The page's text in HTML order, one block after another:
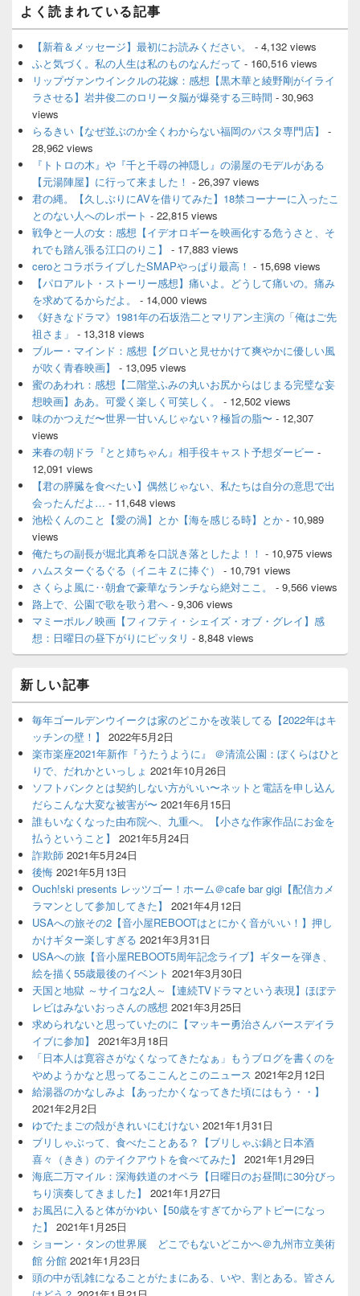
ン
サ
イ
バ
ィ
ェ
エ
ア
よく読まれている記事
【新着＆メッセージ】最初にお読みください。
- 4,132 views
ふと気づく。私の人生は私のものなんだって - 160,516 views
リップヴァンウインクルの花嫁：感想【黒木華と綾野剛がイライ
ラさせる】岩井俊二のロリータ脳が爆発する三時間 - 30,963
views
らるきい【なぜ並ぶのか全くわからない福岡のパスタ専門店】
-
28,962 views
『トトロの木』や『千と千尋の神隠し』の湯屋のモデルがある
【元湯陣屋】に行って来ました！ - 26,397 views
君の縄。【久しぶりにAVを借りてみた】18禁コーナーに入ったこ
とのない人へのレポート - 22,815 views
戦争と一人の女：感想【イデオロギーを映画化する危うさと、そ
れでも踏ん張る江口のりこ】
- 17,883 views
ceroとコラボライブしたSMAPやっぱり最高！ - 15,698 views
【パロアルト・ストーリー感想】痛いよ。どうして痛いの。痛み
を求めてるからだよ。
- 14,000 views
《好きなドラマ》1981年の石坂浩二とマリアン主演の「俺はご先
祖さま」 - 13,318 views
ブルー・マインド：感想【グロいと見せかけて爽やかに優しい風
が吹く青春映画】
- 13,095 views
蜜のあわれ：感想【二階堂ふみの丸いお尻からはじまる完璧な妄
想映画】ああ。可愛く楽しく可笑しく。
- 12,502 views
味のかつえだ〜世界一甘いんじゃない？極旨の脂〜 - 12,307
views
来春の朝ドラ『とと姉ちゃん』相手役キャスト予想ダービー -
12,091 views
【君の膵臓を食べたい】偶然じゃない、私たちは自分の意思で出
会ったんだよ… - 11,648 views
池松くんのこと【愛の渦】とか【海を感じる時】とか - 10,989
views
俺たちの副長が堀北真希を口説き落としたよ！！ - 10,975 views
ハムスターぐるぐる（イニキＺに捧ぐ）
- 10,791 views
さくらよ風に‥朝倉で豪華なランチなら絶対ここ。
- 9,566 views
路上で、公園で歌を歌う君へ - 9,306 views
マミーポルノ映画【フィフティ・シェイズ・オブ・グレイ】感
想：日曜日の昼下がりにピッタリ - 8,848 views
新しい記事
毎年ゴールデンウイークは家のどこかを改装してる【2022年はキ
ッチンの壁！】
2022年5月2日
楽市楽座2021年新作『うたうように』 ＠清流公園：ぼくらはひと
りで、だれかといっしょ 2021年10月26日
ソフトバンクとは契約しない方がいい〜ネットと電話を申し込ん
だらこんな大変な被害が〜 2021年6月15日
誰もいなくなった由布院へ、九重へ。【小さな作家作品にお金を
払うということ】
2021年5月24日
詐欺師 2021年5月24日
後悔 2021年5月13日
Ouch!ski presents レッツゴー！ホーム＠cafe bar gigi【配信カメ
ラマンとして参加してきた】
2021年4月12日
USAへの旅その2【音小屋REBOOTはとにかく音がいい！】押し
かけギター楽しすぎる 2021年3月31日
USAへの旅【音小屋REBOOT5周年記念ライブ】ギターを弾き、
絵を描く55歳最後のイベント 2021年3月30日
天国と地獄 ～サイコな2人～【連続TVドラマという表現】ほぼテ
レビはみないおっさんの感想 2021年3月25日
求められないと思っていたのに【マッキー勇治さんバースデイラ
イブに参加】
2021年3月18日
「日本人は寛容さがなくなってきたなぁ」もうブログを書くのを
やめようかなと思ってるここんとこのニュース 2021年2月12日
給湯器のかなしみよ【あったかくなってきた頃にはもう・・】
2021年2月2日
ゆでたまごの殻がきれいにむけない 2021年1月31日
ブリしゃぶって、食べたことある？【ブリしゃぶ鍋と日本酒
喜々（きき）のテイクアウトを食べてみた】
2021年1月29日
海底二万マイル：深海鉄道のオペラ【日曜日のお昼間に30分びっ
ちり演奏してきました】
2021年1月27日
お風呂に入ると体がかゆい【50歳をすぎてからアトピーになっ
た】
2021年1月25日
ショーン・タンの世界展 どこでもないどこかへ＠九州市立美術
館 分館 2021年1月23日
頭の中が乱雑になることがたまにある、いや、割とある。皆さん